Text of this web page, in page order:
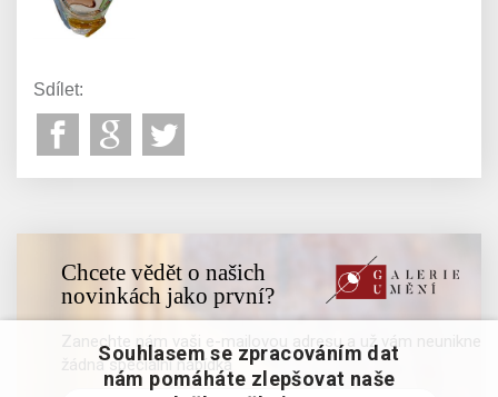
Sdílet:
Chcete vědět o našich
novinkách jako první?
Zanechte nám vaši e-mailovou adresu a už vám neunikne
žádná speciální nabídka
Souhlasem se zpracováním dat
nám pomáháte zlepšovat naše